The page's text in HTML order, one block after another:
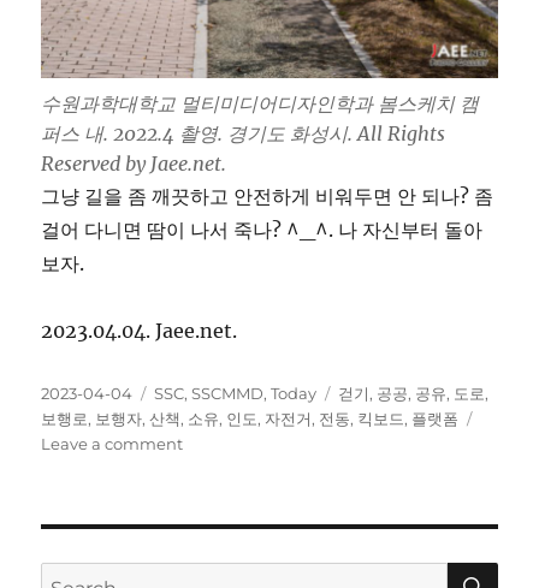
수원과학대학교 멀티미디어디자인학과 봄스케치 캠
퍼스 내. 2022.4 촬영. 경기도 화성시. All Rights
Reserved by Jaee.net.
그냥 길을 좀 깨끗하고 안전하게 비워두면 안 되나? 좀
걸어 다니면 땀이 나서 죽나? ^_^. 나 자신부터 돌아
보자.
2023.04.04. Jaee.net.
Posted
on
2023-04-04 Categories
SSC,SSCMMD,Today Tags
걷기, 공공, 공유, 도로,
보행로, 보행자,산책, 소유, 인도, 자전거, 전동, 킥보드, 플랫폼
Leave a commenton
폼
Search